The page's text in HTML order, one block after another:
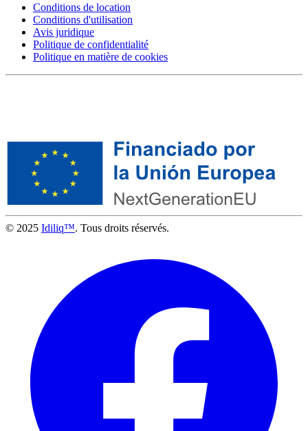
Conditions de location
Conditions d'utilisation
Avis juridique
Politique de confidentialité
Politique en matière de cookies
© 2025 Idiliq™. Tous droits réservés.